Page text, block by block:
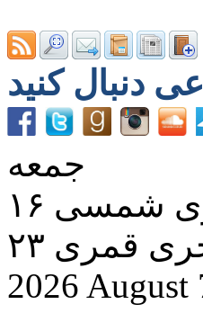
جمعه
2026 August